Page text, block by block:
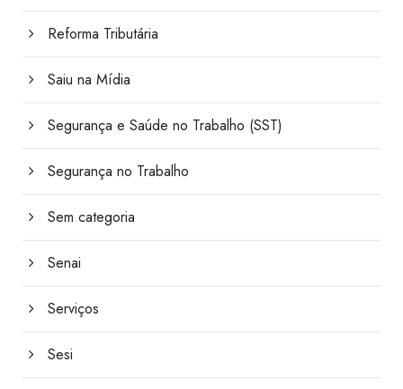
Reforma Tributária
Saiu na Mídia
Segurança e Saúde no Trabalho (SST)
Segurança no Trabalho
Sem categoria
Senai
Serviços
Sesi